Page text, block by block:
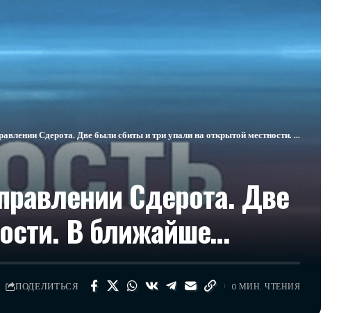
Сдерота. Две были сбиты и три упали на открытой местности. В ближайше…
Сдерота. Две
В ближайше…
ПОДЕЛИТЬСЯ 0 МИН. ЧТЕНИЯ